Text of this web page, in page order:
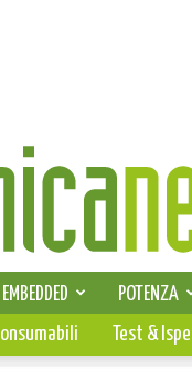
SELEZIONE
EMBEDDED POTENZA
PCBTest &